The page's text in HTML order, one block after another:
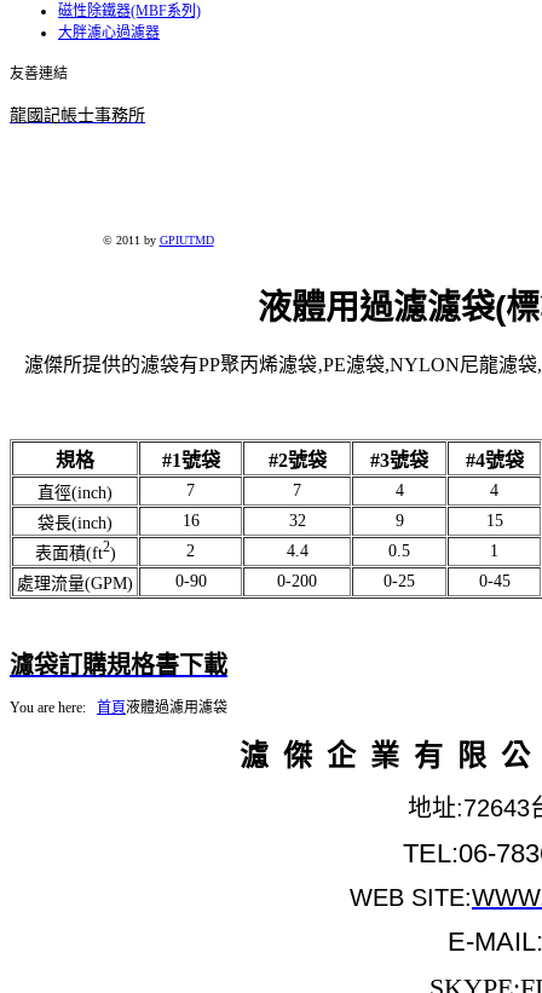
磁性除鐵器(MBF系列)
大胖濾心過濾器
友善連結
龍國記帳士事務所
© 2011 by GPIUTMD
液體用過濾濾袋(
濾傑所提供的濾袋有PP聚丙烯濾袋‚PE濾袋,NYLON尼龍濾
規格 #1號袋 #2號袋 #3號袋 #4號袋
直徑(inch) 7 7 4
4
袋長(inch)
16 32 9
15
表面積(ft2) 2 4.4 0.5
1
處理流量(GPM)
0-90 0-200 0-25 0-45
濾袋訂購規格書下載
You are here: 首頁液體過濾用濾袋
濾 傑 企 業 有 限
地址:72643
TEL:06-
WEB SITE:
E-